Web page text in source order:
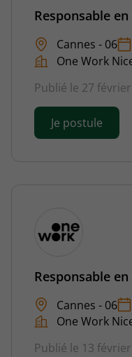
Responsable
Cannes - 06
One Work
Publié le 27
Je postule
Responsable
Cannes - 06
One Work
Publié le 13